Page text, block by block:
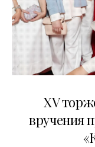
XV
вручения